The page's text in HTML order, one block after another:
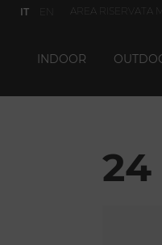
IT AREA RISERVATA
INDOOR